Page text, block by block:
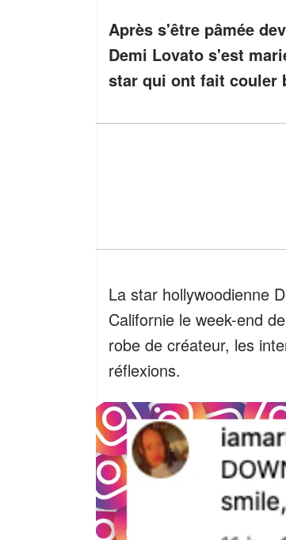
Après s'être pâmée
Demi Lovato s'est
star qui ont fait couler
La star hollywoodienne
Californie le week-end
robe de créateur, les
réflexions.